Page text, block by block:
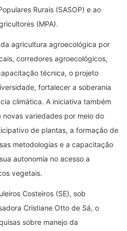
Rurais (SASOP) e ao
(MPA).
agricultura agroecológica por
corredores agroecológicos,
técnica, o projeto
fortalecer a soberania
climática. A iniciativa também
variedades por meio do
de plantas, a formação de
metodologias e a capacitação
autonomia no acesso a
vegetais.
Costeiros (SE), sob
Cristiane Otto de Sá, o
sobre manejo da